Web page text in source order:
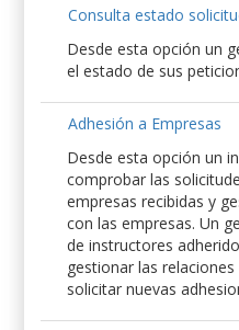
Consulta estado
Desde esta opción un
el estado de sus
Adhesión a Empresas
Desde esta opción un
comprobar las
empresas recibidas y
con las empresas. Un
de instructores
gestionar las
solicitar nuevas